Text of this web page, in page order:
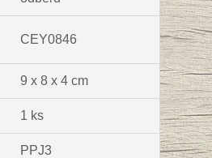
CEY0846
9 x 8 x 4 cm
1 ks
PPJ3